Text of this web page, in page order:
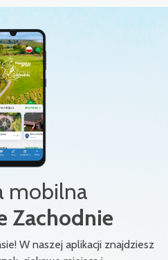
mobilna
Zachodnie
W naszej aplikacji znajdziesz